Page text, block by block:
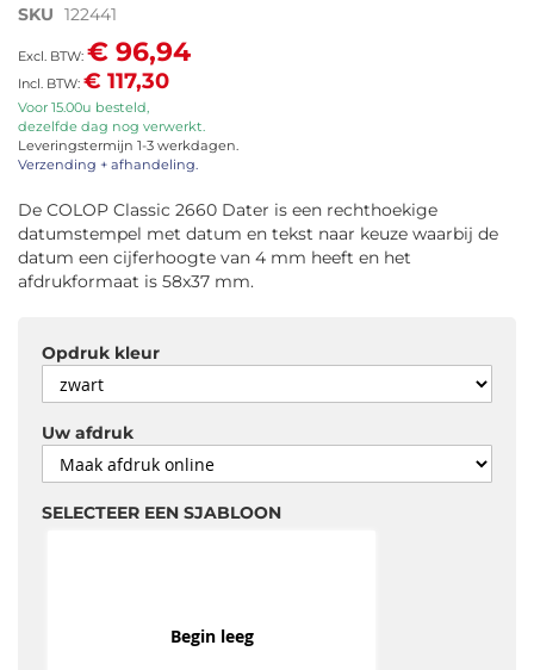
Ga
het
begin
van
de
afbeeldingen-
SKU 122441
€ 117,30
€ 96,94
Voor 15.00u besteld,
dezelfde dag nog verwerkt.
Leveringstermijn 1-3 werkdagen.
Verzending + afhandeling.
De COLOP Classic 2660 Dater is een rechthoekige
datumstempel met datum en tekst naar keuze waarbij de
datum een cijferhoogte van 4 mm heeft en het
afdrukformaat is 58x37 mm.
Opdruk kleur
Uw afdruk
SELECTEER EEN SJABLOON
Begin leeg